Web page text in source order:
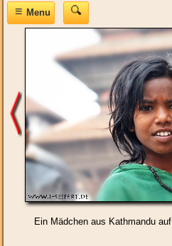
≡Menu
Ein Mädchen aus Kathmandu